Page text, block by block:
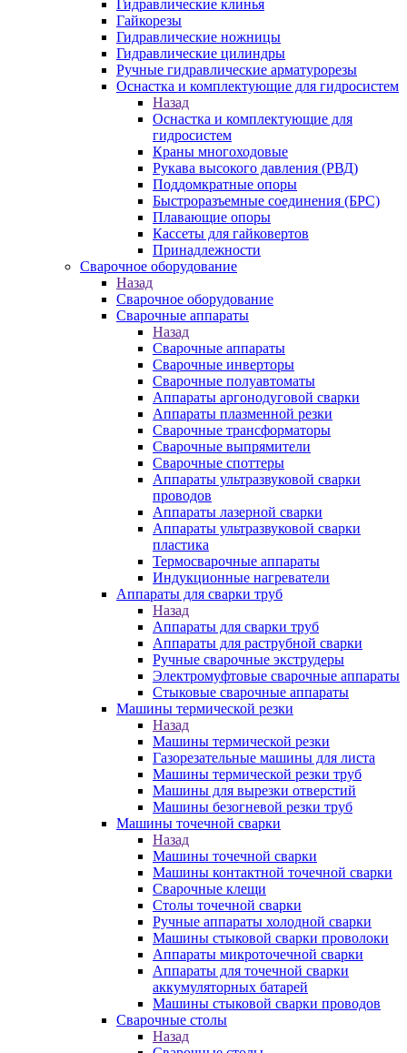
Гидравлические клинья
Гайкорезы
Гидравлические ножницы
Гидравлические цилиндры
Ручные гидравлические арматурорезы
Оснастка и комплектующие для гидросистем
Назад
Оснастка и комплектующие для
гидросистем
Краны многоходовые
Рукава высокого давления (РВД)
Поддомкратные опоры
Быстроразъемные соединения (БРС)
Плавающие опоры
Кассеты для гайковертов
Принадлежности
Сварочное оборудование
Назад
Сварочное оборудование
Сварочные аппараты
Назад
Сварочные аппараты
Сварочные инверторы
Сварочные полуавтоматы
Аппараты аргонодуговой сварки
Аппараты плазменной резки
Сварочные трансформаторы
Сварочные выпрямители
Сварочные споттеры
Аппараты ультразвуковой сварки
проводов
Аппараты лазерной сварки
Аппараты ультразвуковой сварки
пластика
Термосварочные аппараты
Индукционные нагреватели
Аппараты для сварки труб
Назад
Аппараты для сварки труб
Аппараты для раструбной сварки
Ручные сварочные экструдеры
Электромуфтовые сварочные аппараты
Стыковые сварочные аппараты
Машины термической резки
Назад
Машины термической резки
Газорезательные машины для листа
Машины термической резки труб
Машины для вырезки отверстий
Машины безогневой резки труб
Машины точечной сварки
Назад
Машины точечной сварки
Машины контактной точечной сварки
Сварочные клещи
Столы точечной сварки
Ручные аппараты холодной сварки
Машины стыковой сварки проволоки
Аппараты микроточечной сварки
Аппараты для точечной сварки
аккумуляторных батарей
Машины стыковой сварки проводов
Сварочные столы
Назад